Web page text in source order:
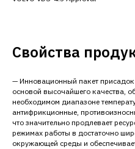
Свойства
— Инновационный пакет присадок
основой высочайшего качества,
необходимом диапазоне
антифрикционные,
что значительно продлевает
режимах работы в достаточно
окружающей среды и